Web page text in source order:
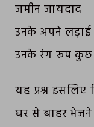
जमीन जायदाद
उनके अपने लड़ाई
उनके रंग रूप कुछ
यह प्रश्न इसलिए
घर से बाहर